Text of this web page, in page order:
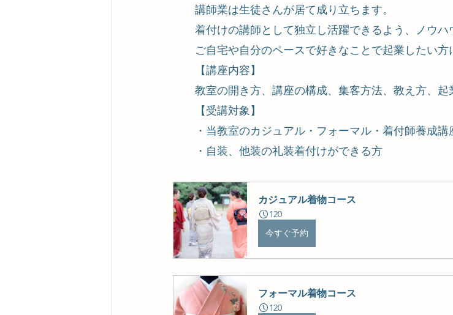
講師業は生徒さんが居て成り立ちます。
着付けの講師として独立し活躍できるよう、ノウハ
ご自宅や自分のペースで好きなことで起業したい方
【講座内容】
教室の開き方、講座の構成、集客方法、教え方、
【受講対象】
・当教室のカジュアル・フォーマル・着付師養成
・自装、他装の礼装着付けができる方
カジュアル着物コース
120
今すぐ予約
フォーマル着物コース
120